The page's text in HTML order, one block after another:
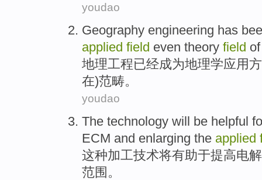
youdao
Geography engineering has
applied field even theory field of
地理工程已经成为地理学应用
在)范畴。
youdao
The technology will be helpful
ECM and enlarging the applied
这种加工技术将有助于提高电解
范围 。